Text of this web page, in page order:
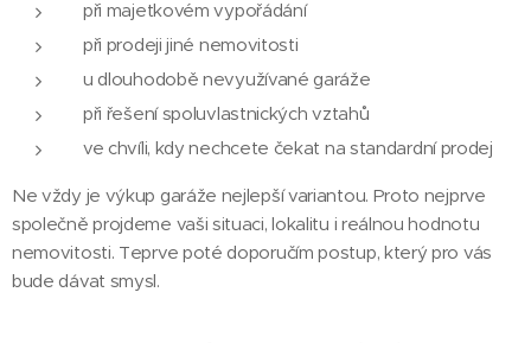
při majetkovém vypořádání
při prodeji jiné nemovitosti
u dlouhodobě nevyužívané garáže
při řešení spoluvlastnických vztahů
ve chvíli, kdy nechcete čekat na standardní prodej
Ne vždy je výkup garáže nejlepší variantou. Proto nejprve
společně projdeme vaši situaci, lokalitu i reálnou hodnotu
nemovitosti. Teprve poté doporučím postup, který pro vás
bude dávat smysl.